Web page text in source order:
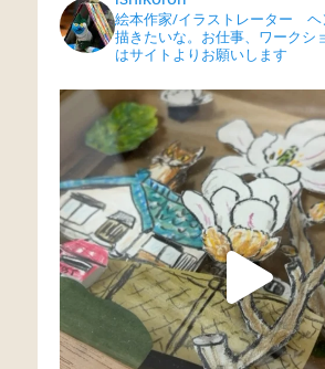
絵本作家/イラストレーター ヘ
描きたいな。お仕事、ワークシ
はサイトよりお願いします